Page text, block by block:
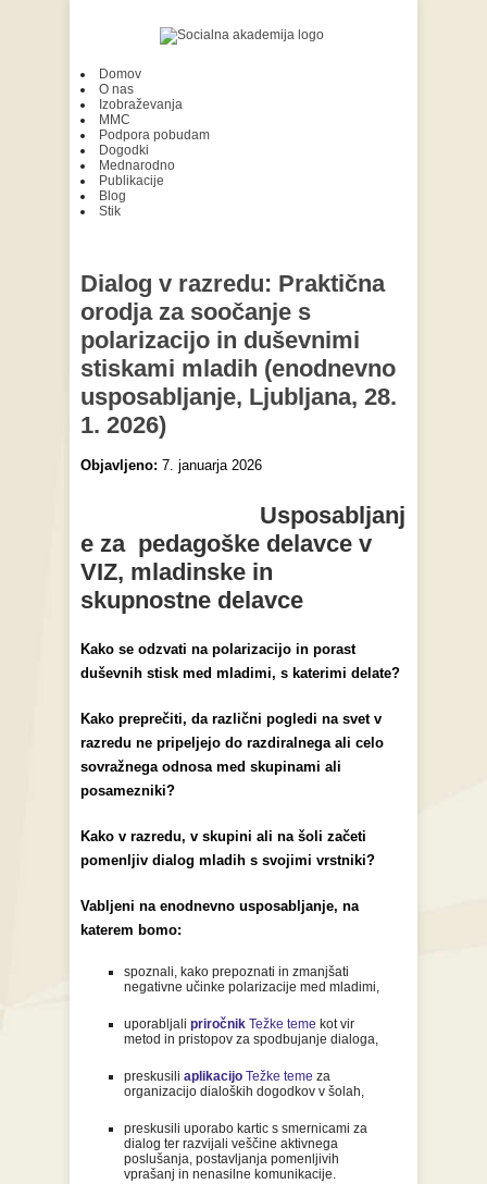
Domov
O nas
Izobraževanja
MMC
Podpora pobudam
Dogodki
Mednarodno
Publikacije
Blog
Stik
Dialog v razredu: Praktična
orodja za soočanje s
polarizacijo in duševnimi
stiskami mladih (enodnevno
usposabljanje, Ljubljana, 28.
1. 2026)
Objavljeno: 7. januarja 2026
Usposabljanj
e za pedagoške delavce v
VIZ, mladinske in
skupnostne delavce
Kako se odzvati na polarizacijo in porast
duševnih stisk med mladimi, s katerimi delate?
Kako preprečiti, da različni pogledi na svet v
razredu ne pripeljejo do razdiralnega ali celo
sovražnega odnosa med skupinami ali
posamezniki?
Kako v razredu, v skupini ali na šoli začeti
pomenljiv dialog mladih s svojimi vrstniki?
Vabljeni na enodnevno usposabljanje, na
katerem bomo:
spoznali, kako prepoznati in zmanjšati
negativne učinke polarizacije med mladimi,
uporabljali priročnik Težke teme kot vir
metod in pristopov za spodbujanje dialoga,
preskusili aplikacijo Težke teme za
organizacijo dialoških dogodkov v šolah,
preskusili uporabo kartic s smernicami za
dialog ter razvijali veščine aktivnega
poslušanja, postavljanja pomenljivih
vprašanj in nenasilne komunikacije.